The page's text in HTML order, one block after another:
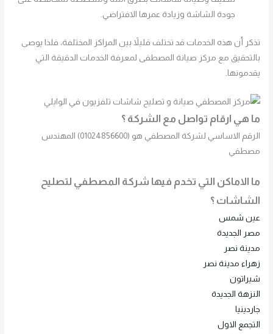
جودة الشاشة وزيادة عمرها الافتراضي.
تذكر أن هذه الخدمات قد تختلف قليلاً بين المراكز المختلفة، فلذا يوصى
بالتحقيق مع مركز صيانة المصطفى لمعرفة الخدمات الدقيقة التي
يقدمونها.
ما هي ارقام تواصل مع الشركة ؟
الرقم الاساسي لشركة المصطفي هو (01024856600) المهندس
مصطفي
ما الاماكن التي تخدم فيها شركة المصطفي لتصليح
الشاشات ؟
عين شمس
مصر الجديدة
مدينة نصر
زهراء مدينة نصر
شيراتون
النزهة الجديدة
جاردينيا
التجمع الاول